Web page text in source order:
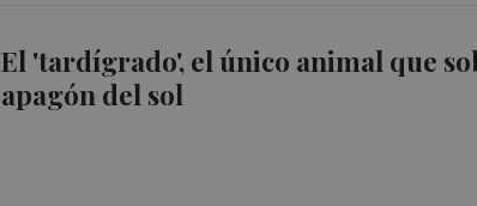
El 'tardígrado', el único animal que
apagón del sol